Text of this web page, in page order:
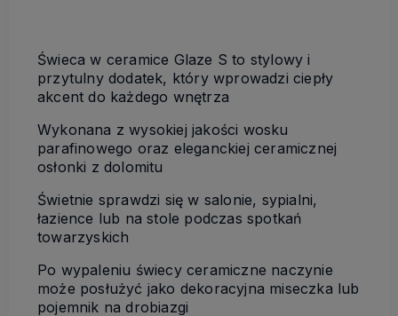
Świeca w ceramice Glaze S to stylowy i
przytulny dodatek, który wprowadzi ciepły
akcent do każdego wnętrza
Wykonana z wysokiej jakości wosku
parafinowego oraz eleganckiej ceramicznej
osłonki z dolomitu
Świetnie sprawdzi się w salonie, sypialni,
łazience lub na stole podczas spotkań
towarzyskich
Po wypaleniu świecy ceramiczne naczynie
może posłużyć jako dekoracyjna miseczka lub
pojemnik na drobiazgi